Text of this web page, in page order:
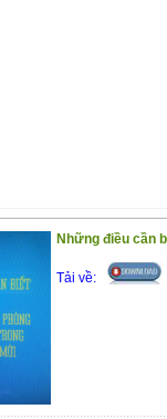
Những điều cần
Tải về: